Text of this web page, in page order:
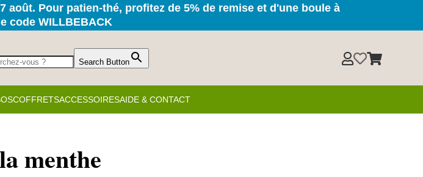
Pour patien-thé, profitez de 5% de remise et d'une boule à
code WILLBEBACK
Search Button 
COFFRETSACCESSOIRESAIDE & CONTACT
menthe